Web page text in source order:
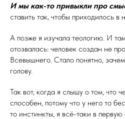
И мы как-то привыкли про
ставить так, чтобы приходилось в
А позже я изучала теологию. И
отозвалась: человек создан не
Всевышнего. Стало понятно,
голову.
Так вот, когда я слышу о том, что
способен, потому что у него то
то инстинкты, я всё-таки в